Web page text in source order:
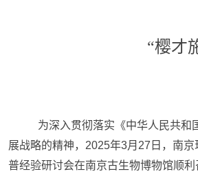
“樱才
为深入贯彻落实《中华人民共和
展战略的精神，2025年3月27日，南
普经验研讨会在南京古生物博物馆顺利